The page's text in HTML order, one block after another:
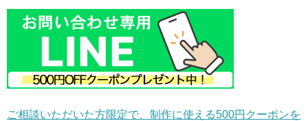
ご相談いただいた方限定で、制作に使える500円クーポンを